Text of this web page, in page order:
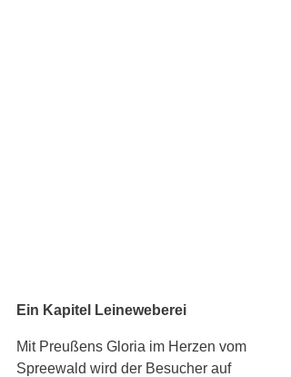
Ein Kapitel Leineweberei
Mit Preußens Gloria im Herzen vom
Spreewald wird der Besucher auf